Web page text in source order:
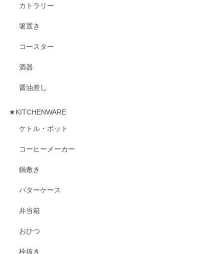
カトラリー
箸置き
コースター
酒器
醤油差し
★KITCHENWARE
ケトル・ポット
コーヒーメーカー
鍋敷き
バターケース
弁当箱
おひつ
栓抜き